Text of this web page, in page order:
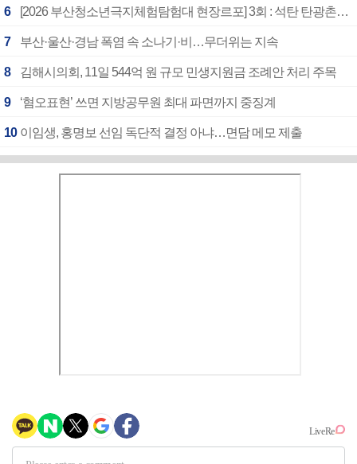
6 [2026 부산청소년극지체험탐험대 현장르포] 3회 : 석탄 탄광촌에서 북극 연구의 중심지로
7 부산·울산·경남 폭염 속 소나기·비…무더위는 지속
8 김해시의회, 11일 544억 원 규모 민생지원금 조례안 처리 주목
9 ‘혐오표현’ 쓰면 지방공무원 최대 파면까지 중징계
10 이임생, 홍명보 선임 독단적 결정 아냐…면담 메모 제출